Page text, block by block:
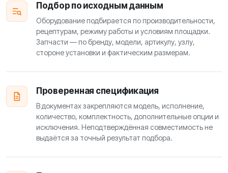
Подбор по исходным данным
Оборудование подбирается по производительности,
рецептурам, режиму работы и условиям площадки.
Запчасти — по бренду, модели, артикулу, узлу,
стороне установки и фактическим размерам.
Проверенная спецификация
В документах закрепляются модель, исполнение,
количество, комплектность, дополнительные опции и
исключения. Неподтверждённая совместимость не
выдаётся за точный результат подбора.